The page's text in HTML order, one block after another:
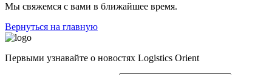
Мы свяжемся с вами в ближайшее время.
Вернуться на главную
Первыми узнавайте о новостях Logistics Orient